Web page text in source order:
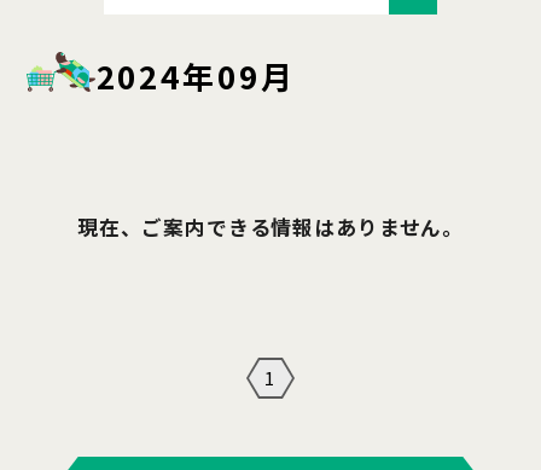
2024年09月
現在、ご案内できる情報はありません。
1